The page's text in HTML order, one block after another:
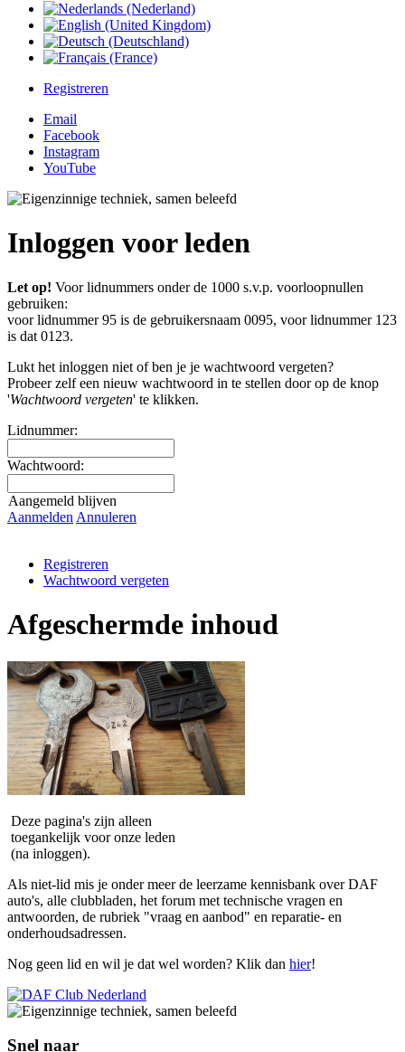
Registreren
Email
Facebook
Instagram
YouTube
Inloggen voor leden
Let op! Voor lidnummers onder de 1000 s.v.p. voorloopnullen
gebruiken:
voor lidnummer 95 is de gebruikersnaam 0095, voor lidnummer 123
is dat 0123.
Lukt het inloggen niet of ben je je wachtwoord vergeten?
Probeer zelf een nieuw wachtwoord in te stellen door op de knop
'Wachtwoord vergeten' te klikken.
Lidnummer:
Wachtwoord:
Aangemeld blijven
Aanmelden Annuleren
Registreren
Wachtwoord vergeten
Afgeschermde inhoud
Deze pagina's zijn alleen
toegankelijk voor onze leden
(na inloggen).
Als niet-lid mis je onder meer de leerzame kennisbank over DAF
auto's, alle clubbladen, het forum met technische vragen en
antwoorden, de rubriek "vraag en aanbod" en reparatie- en
onderhoudsadressen.
Nog geen lid en wil je dat wel worden? Klik dan hier!
Snel naar